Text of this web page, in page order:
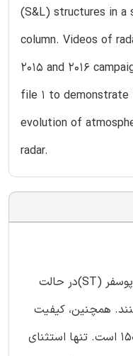
(S&L) structures in
column. Videos of
2015 and 2016
file 1 to demonstrate
evolution of
radar.
رادارهای باند VHF استراتوسفر / تروپوسفر (ST)در حالت
همچنین، کیفیت
فیزیکی تصاویر گرفته شده حدود 150m است. تنها استثنای